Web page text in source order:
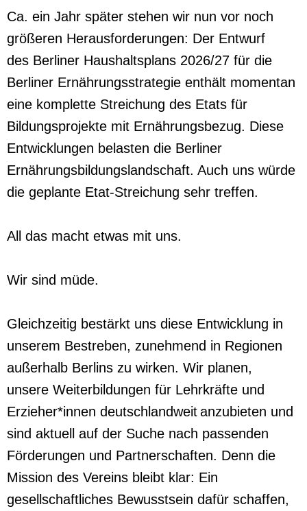
Ca. ein Jahr später stehen wir nun vor noch
größeren Herausforderungen: Der Entwurf
des Berliner Haushaltsplans 2026/27 für die
Berliner Ernährungsstrategie enthält momentan
eine komplette Streichung des Etats für
Bildungsprojekte mit Ernährungsbezug. Diese
Entwicklungen belasten die Berliner
Ernährungsbildungslandschaft. Auch uns würde
die geplante Etat-Streichung sehr treffen.
All das macht etwas mit uns.
Wir sind müde.
Gleichzeitig bestärkt uns diese Entwicklung in
unserem Bestreben, zunehmend in Regionen
außerhalb Berlins zu wirken. Wir planen,
unsere Weiterbildungen für Lehrkräfte und
Erzieher*innen deutschlandweit anzubieten und
sind aktuell auf der Suche nach passenden
Förderungen und Partnerschaften. Denn die
Mission des Vereins bleibt klar: Ein
gesellschaftliches Bewusstsein dafür schaffen,